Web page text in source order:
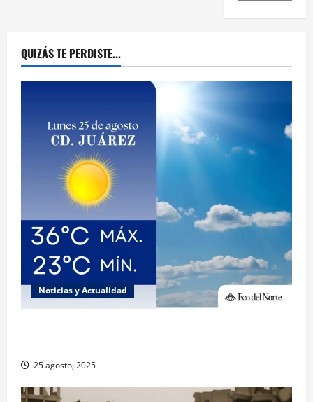
QUIZÁS TE PERDISTE...
Noticias y Actualidad
25 agosto, 2025